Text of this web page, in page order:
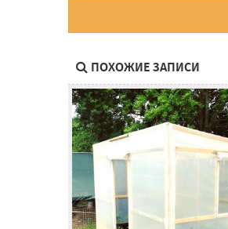
ПОХОЖИЕ ЗАПИСИ